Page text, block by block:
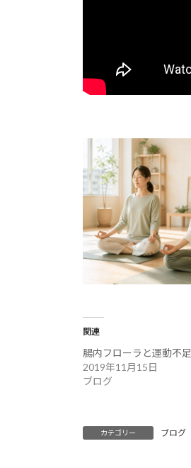
関連
腸内フローラと運動不足
2019年11月15日
ブログ
カテゴリー ブログ